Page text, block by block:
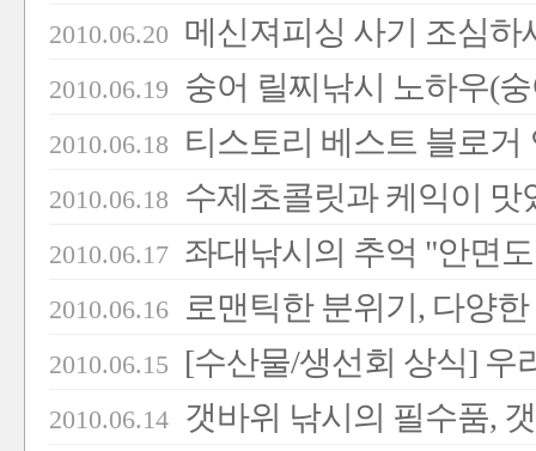
2010.06.20 메신져피싱 사기 조심
2010.06.19 숭어 릴찌낚시 노하우(
2010.06.18 티스토리 베스트 블로
2010.06.18 수제초콜릿과 케익이
2010.06.17 좌대낚시의 추억 "안면
2010.06.16 로맨틱한 분위기, 다양
2010.06.15 [수산물/생선회 상식] 우
2010.06.14 갯바위 낚시의 필수품,